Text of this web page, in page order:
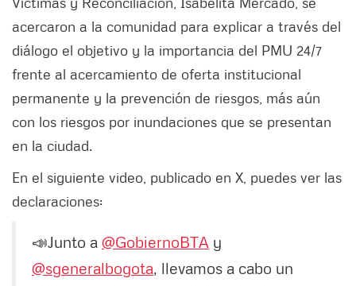
acercaron a la comunidad para explicar a través del
diálogo el objetivo y la importancia del PMU 24/7
frente al acercamiento de oferta institucional
permanente y la prevención de riesgos, más aún
con los riesgos por inundaciones que se presentan
en la ciudad.
En el siguiente video, publicado en X, puedes ver las
declaraciones:
📣Junto a @GobiernoBTA y
@sgeneralbogota, llevamos a cabo un